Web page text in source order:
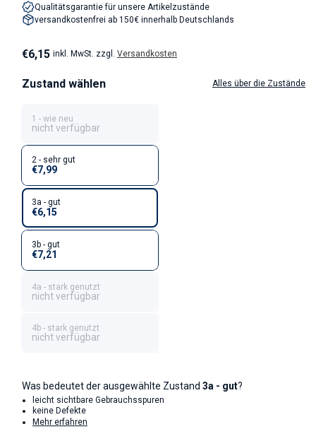
Qualitätsgarantie für unsere Artikelzustände
versandkostenfrei ab 150€ innerhalb Deutschlands
Normaler Preis
€6,15 inkl. MwSt. zzgl. Versandkosten
Zustand wählen Alles über die Zustände
1 - wie neu
nicht verfügbar
2 - sehr gut
€7,99
3a - gut
€6,15
3b - gut
€7,21
4a - stark genutzt
nicht verfügbar
4b - stark genutzt
nicht verfügbar
Was bedeutet der ausgewählte Zustand 3a - gut?
leicht sichtbare Gebrauchsspuren
keine Defekte
Mehr erfahren